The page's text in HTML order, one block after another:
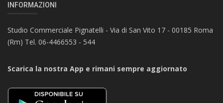
INFORMAZIONI
Studio Commerciale Pignatelli - Via di San Vito 17 - 00185 Roma
(Rm) Tel. 06-4466553 - 544
Scarica la nostra App e rimani sempre aggiornato